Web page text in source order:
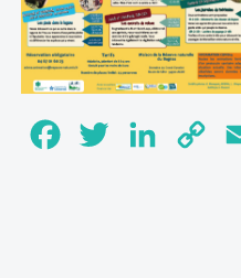
FacebookTwitter LinkedIn